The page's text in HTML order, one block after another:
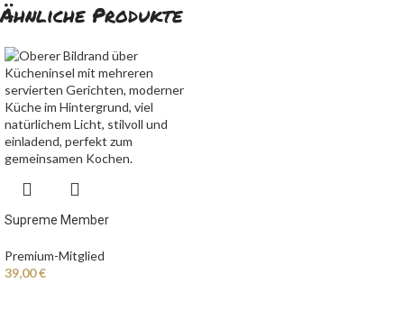
Ähnliche Produkte
Supreme Member
Premium-Mitglied
39,00€